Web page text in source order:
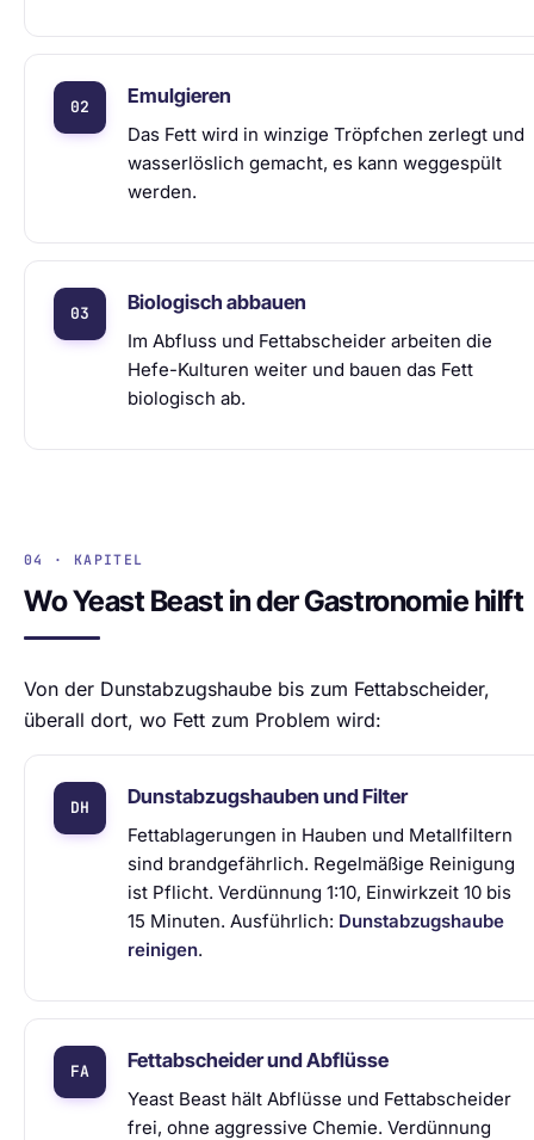
Emulgieren
Das Fett wird in winzige Tröpfchen zerlegt und
wasserlöslich gemacht, es kann weggespült
werden.
Biologisch abbauen
Im Abfluss und Fettabscheider arbeiten die
Hefe-Kulturen weiter und bauen das Fett
biologisch ab.
04 · KAPITEL
Wo Yeast Beast in der Gastronomie hilft
Von der Dunstabzugshaube bis zum Fettabscheider,
überall dort, wo Fett zum Problem wird:
Dunstabzugshauben und Filter
Fettablagerungen in Hauben und Metallfiltern
sind brandgefährlich. Regelmäßige Reinigung
ist Pflicht. Verdünnung 1:10, Einwirkzeit 10 bis
15 Minuten. Ausführlich: Dunstabzugshaube
reinigen.
Fettabscheider und Abflüsse
Yeast Beast hält Abflüsse und Fettabscheider
frei, ohne aggressive Chemie. Verdünnung